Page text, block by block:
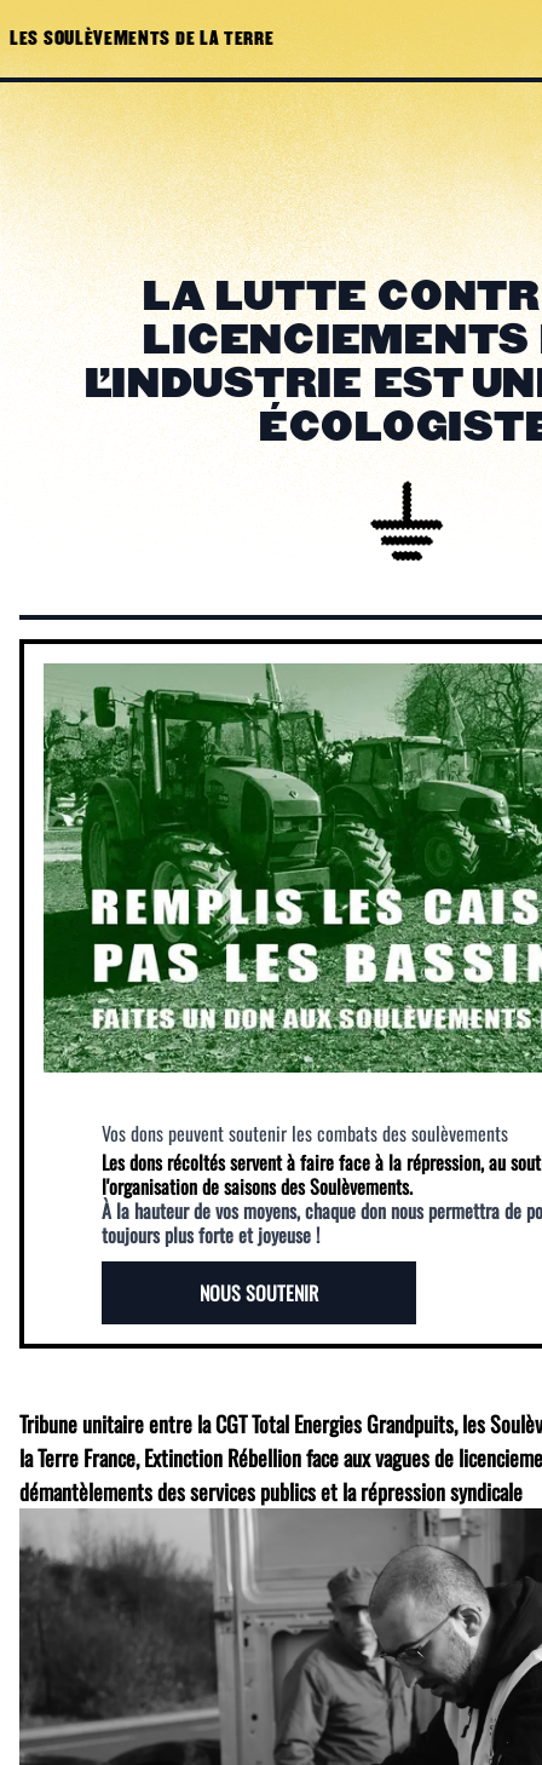
LES SOULÈVEMENTS DE LA TERRE
LA LUTTE
LICENCIEMENTS
L’INDUSTRIE EST
Vos dons peuvent soutenir les combats des soulèvements
Les dons récoltés servent à faire face à la répression, au
l'organisation de saisons des Soulèvements.
À la hauteur de vos moyens, chaque don nous permettra de
toujours plus forte et joyeuse !
NOUS SOUTENIR
Tribune unitaire entre la CGT Total Energies Grandpuits, les
la Terre France, Extinction Rébellion face aux vagues de
démantèlements des services publics et la répression syndicale